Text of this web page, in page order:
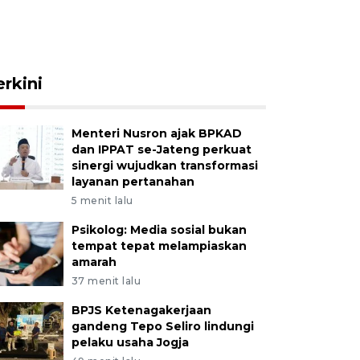
Menteri Nusron ajak BPKAD
dan IPPAT se-Jateng perkuat
sinergi wujudkan transformasi
layanan pertanahan
5 menit lalu
Psikolog: Media sosial bukan
tempat tepat melampiaskan
amarah
37 menit lalu
BPJS Ketenagakerjaan
gandeng Tepo Seliro lindungi
pelaku usaha Jogja